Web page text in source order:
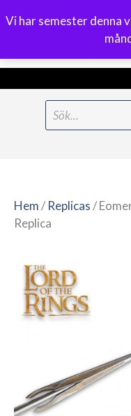
Vi har semester denna
Meny
Hem/Replicas/
Replica